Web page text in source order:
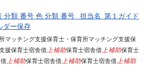
分類 番号 色 分類 番号 担当名 第１ガイド
ダー保存
マッチング支援保育士・保育所マッチング支援保
援保育士宿舎借上補助保育士宿舎借上補助保育士
上補助保育士宿舎借上補助保育士宿舎借上補助